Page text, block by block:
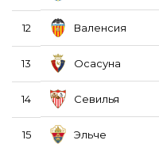
12 Валенсия
13 Осасуна
14 Севилья
15 Эльче